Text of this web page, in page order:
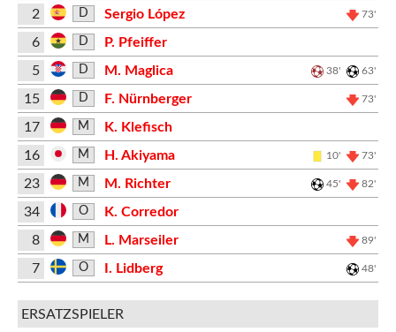
2
D Sergio López 73'
6 D
P. Pfeiffer
5
D M. Maglica 38' 63'
15 D F. Nürnberger 73'
17 M
K. Klefisch
16
M H. Akiyama 10' 73'
23 M M. Richter 45' 82'
34 O
K. Corredor
8
M L. Marseiler 89'
7 O I. Lidberg 48'
ERSATZSPIELER